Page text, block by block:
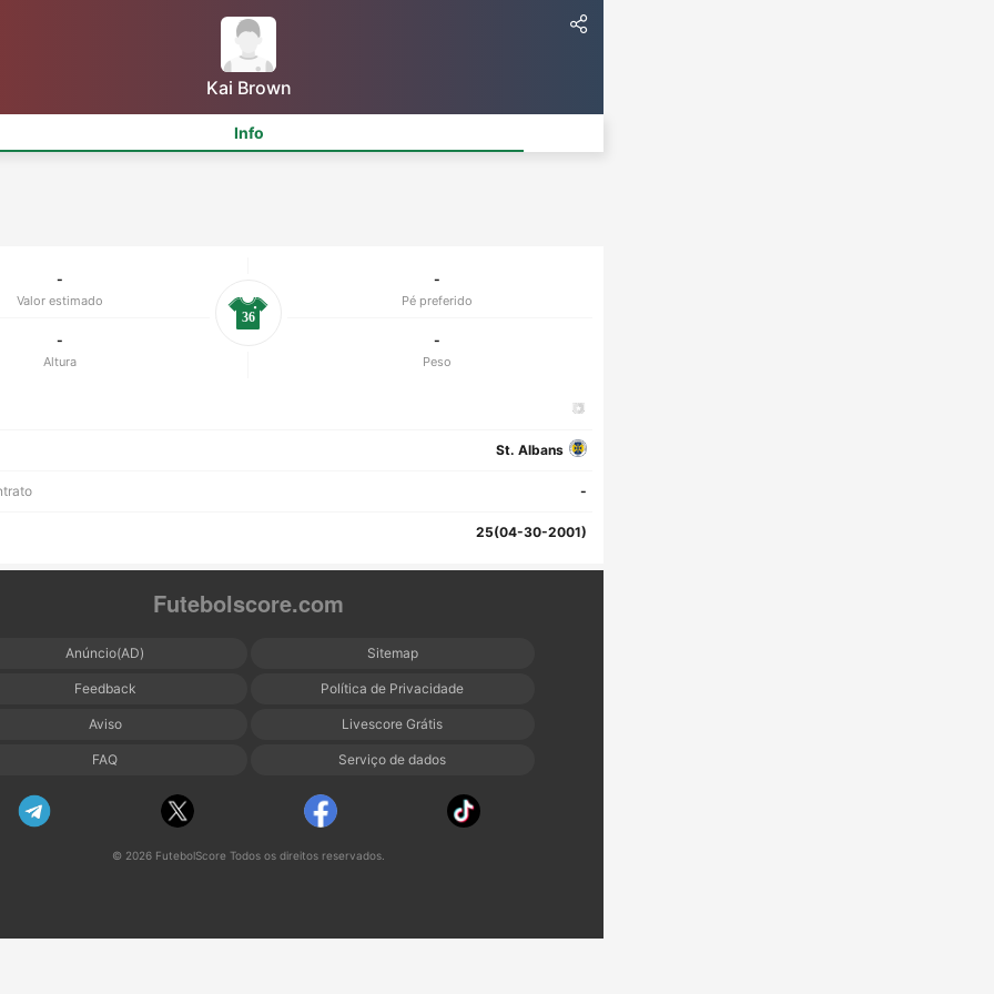
Kai Brown
Info
-
Valor estimado
-
Pé preferido
-
Altura
-
Peso
36
St. Albans
-
25(04-30-2001)
Futebolscore.com
Anúncio(AD) Sitemap
Feedback Política de Privacidade
Aviso Livescore Grátis
FAQ Serviço de dados
© 2026 FutebolScore Todos os direitos reservados.